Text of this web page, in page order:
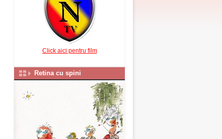
Click aici pentru film
Retina cu spini